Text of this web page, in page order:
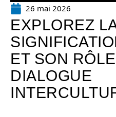
26 mai 2026
EXPLOREZ
ET SON
DIALOGUE